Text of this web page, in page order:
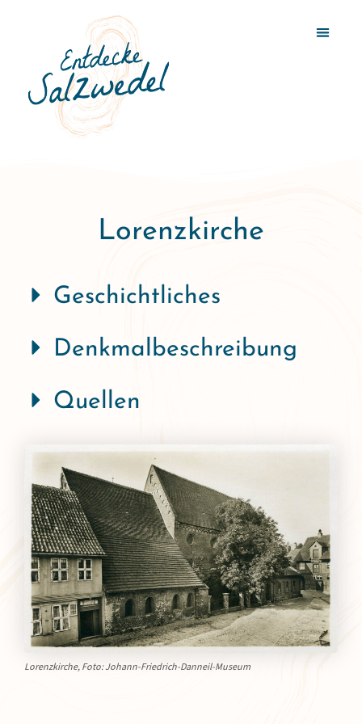
Lorenzkirche
Lorenzkirche, Foto: Johann-Friedrich-Danneil-Museum
Geschichtliches
Denkmalbeschreibung
Quellen